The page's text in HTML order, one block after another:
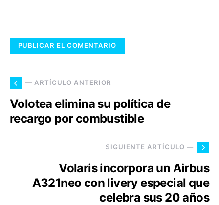
— ARTÍCULO ANTERIOR
Volotea elimina su política de
recargo por combustible
SIGUIENTE ARTÍCULO —
Volaris incorpora un Airbus
A321neo con livery especial que
celebra sus 20 años